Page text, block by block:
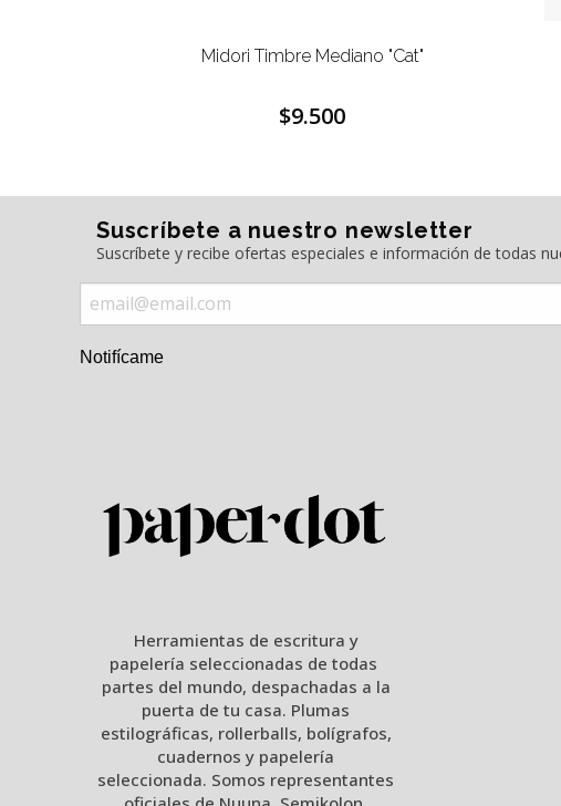
Midori Timbre Mediano "Cat"
$9.500
Suscríbete a nuestro newsletter
Suscríbete y recibe ofertas especiales e información de todas
Notifícame
Herramientas de escritura y
papelería seleccionadas de todas
partes del mundo, despachadas a la
puerta de tu casa. Plumas
estilográficas, rollerballs, bolígrafos,
cuadernos y papelería
seleccionada. Somos representantes